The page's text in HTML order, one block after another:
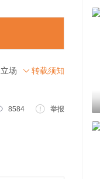
立场  转载须知
8584 举报